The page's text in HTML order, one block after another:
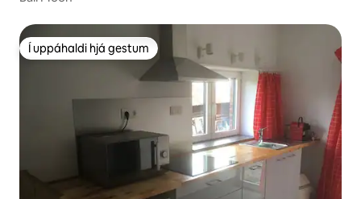
Í uppáhaldi hjá gestum
Í uppáhaldi hjá gestum